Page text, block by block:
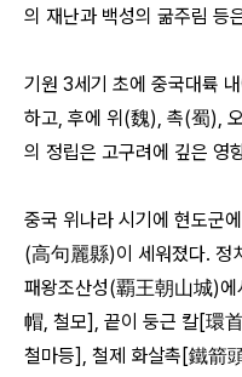
의 재난과 백성의 굶주림 등
기원 3세기 초에 중국대륙
하고, 후에 위(魏), 촉(蜀),
의 정립은 고구려에 깊은 영
중국 위나라 시기에 현도군
(高句麗縣)이 세워졌다. 정
패왕조산성(覇王朝山城)에
帽, 철모], 끝이 둥근 칼[環
철마등], 철제 화살촉[鐵箭